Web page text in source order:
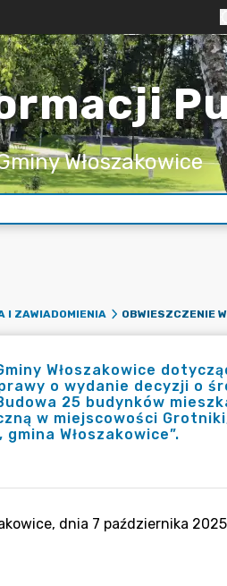
Włoszakowice
I ZAWIADOMIENIA
Włoszakowice
o wydanie decyzji o
25 budynków
w miejscowości
Włoszakowice”.